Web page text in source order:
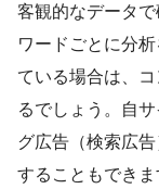
客観的なデータ
ワードごとに分
ている場合は、
るでしょう。自
グ広告（検索広
することもできま